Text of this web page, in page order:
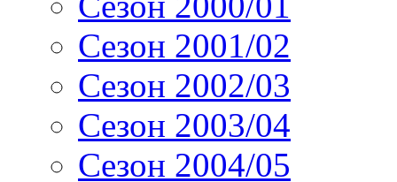
Сезон 2001/02
Сезон 2002/03
Сезон 2003/04
Сезон 2004/05